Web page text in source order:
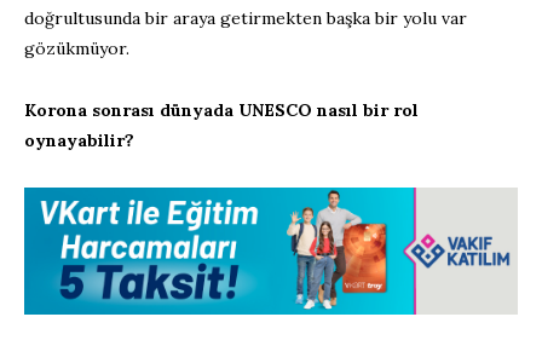
doğrultusunda bir araya getirmekten başka bir yolu var
gözükmüyor.
Korona sonrası dünyada UNESCO nasıl bir rol
oynayabilir?